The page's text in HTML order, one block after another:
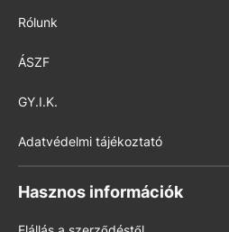
Rólunk
ÁSZF
GY.I.K.
Adatvédelmi tájékoztató
Hasznos információk